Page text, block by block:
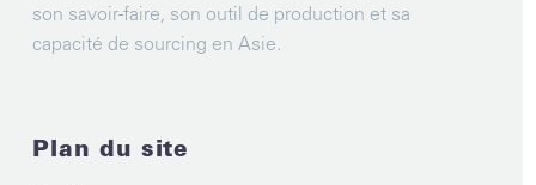
son savoir-faire, son outil de production et sa
capacité de sourcing en Asie.
Plan du site